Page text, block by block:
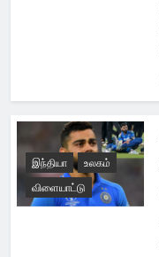
இந்தியா
உலகம்
விளையாட்டு